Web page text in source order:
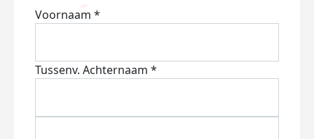
Voornaam *
Tussenv. Achternaam *